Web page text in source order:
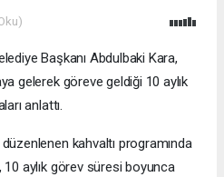
Başkanı Abdulbaki Kara,
gelerek göreve geldiği 10 aylık
anlattı.
kahvaltı programında
aylık görev süresi boyunca